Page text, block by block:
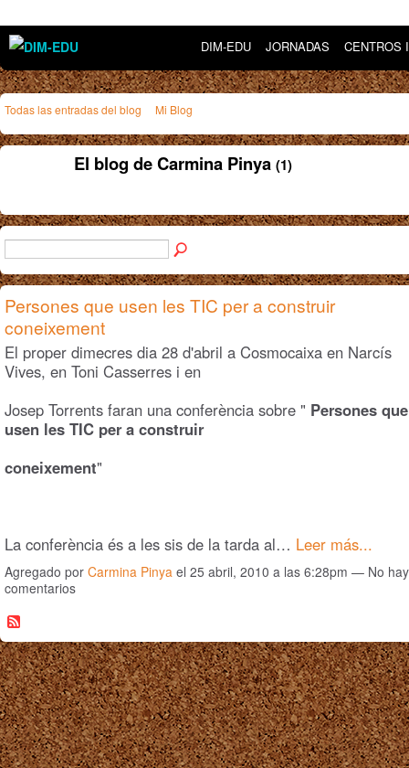
DIM-EDU JORNADAS CENTROS
Todas las entradas del blog Mi Blog
El blog de Carmina Pinya (1)
Persones que usen les TIC per a construir
coneixement
El proper dimecres dia 28 d'abril a Cosmocaixa en Narcís
Vives, en Toni Casserres i en
Josep Torrents faran una conferència sobre " Persones que
usen les TIC per a construir
coneixement"
La conferència és a les sis de la tarda al… Leer más...
Agregado por Carmina Pinya el 25 abril, 2010 a las 6:28pm — No hay
comentarios